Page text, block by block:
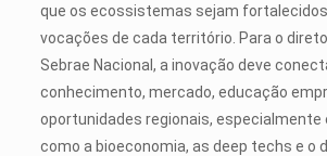
que os ecossistemas sejam
vocações de cada território. Para o
Sebrae Nacional, a inovação deve
conhecimento, mercado, educação
oportunidades regionais, especialmente
como a bioeconomia, as deep techs e o